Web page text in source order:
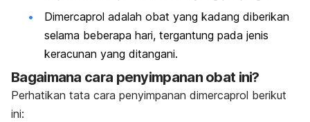
Dimercaprol adalah obat yang kadang diberikan
selama beberapa hari, tergantung pada jenis
keracunan yang ditangani.
Bagaimana cara penyimpanan obat ini?
Perhatikan tata cara penyimpanan dimercaprol berikut
ini: